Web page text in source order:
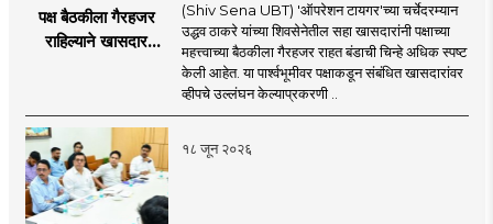
पक्ष बैठकीला गैरहजर
राहिल्याने खासदार
काय सांगतो?
(Shiv Sena UBT) 'ऑपरेशन टायगर'च्या चर्चेदरम्यान
उद्धव ठाकरे यांच्या शिवसेनेतील सहा खासदारांनी पक्षाच्या
महत्त्वाच्या बैठकीला गैरहजर राहत बंडाची चिन्हे अधिक स्पष्ट
केली आहेत. या पार्श्वभूमीवर पक्षाकडून संबंधित खासदारांवर
व्हीपचे उल्लंघन केल्याप्रकरणी ..
१८ जून २०२६